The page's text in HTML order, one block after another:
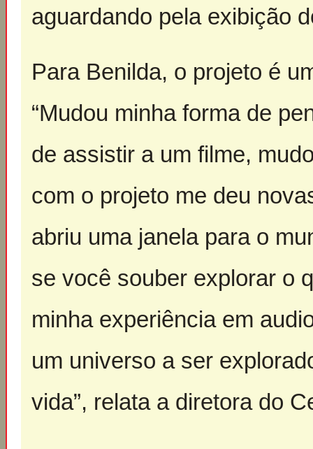
aguardando pela exibição
Para Benilda, o projeto é
“Mudou minha forma de
de assistir a um filme,
com o projeto me deu
abriu uma janela para o
se você souber explorar o
minha experiência em
um universo a ser
vida”, relata a diretora do